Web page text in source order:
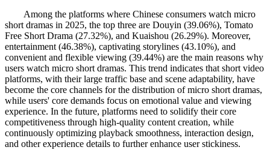
Among the platforms where Chinese consumers watch micro
short dramas in 2025, the top three are Douyin (39.06%), Tomato
Free Short Drama (27.32%), and Kuaishou (26.29%). Moreover,
entertainment (46.38%), captivating storylines (43.10%), and
convenient and flexible viewing (39.44%) are the main reasons why
users watch micro short dramas. This trend indicates that short video
platforms, with their large traffic base and scene adaptability, have
become the core channels for the distribution of micro short dramas,
while users' core demands focus on emotional value and viewing
experience. In the future, platforms need to solidify their core
competitiveness through high-quality content creation, while
continuously optimizing playback smoothness, interaction design,
and other experience details to further enhance user stickiness.